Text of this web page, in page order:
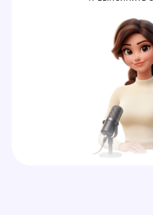
Следить за исправностью
за исправностью бытовых
приборов и техники для
стриминга в студии, чтобы
создать вебкам моделям
и избавить их от проблем